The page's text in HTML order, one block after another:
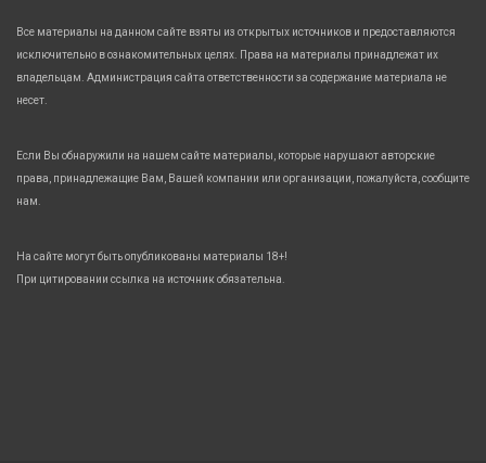
Все материалы на данном сайте взяты из открытых источников и предоставляются
исключительно в ознакомительных целях. Права на материалы принадлежат их
владельцам. Администрация сайта ответственности за содержание материала не
несет.
Если Вы обнаружили на нашем сайте материалы, которые нарушают авторские
права, принадлежащие Вам, Вашей компании или организации, пожалуйста, сообщите
нам.
На сайте могут быть опубликованы материалы 18+!
При цитировании ссылка на источник обязательна.